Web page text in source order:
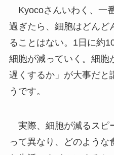
Kyocoさんいわく、一
過ぎたら、細胞はどんど
ることはない。1日に約
細胞が減っていく。細胞
遅くするか」が大事だと
うです。
実際、細胞が減るスピ
って異なり、どのような